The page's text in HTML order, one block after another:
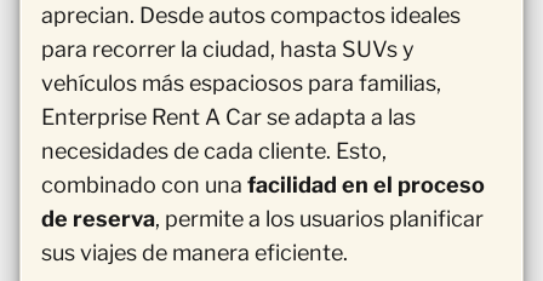
aprecian. Desde autos compactos ideales
para recorrer la ciudad, hasta SUVs y
vehículos más espaciosos para familias,
Enterprise Rent A Car se adapta a las
necesidades de cada cliente. Esto,
combinado con una facilidad en el proceso
de reserva, permite a los usuarios planificar
sus viajes de manera eficiente.